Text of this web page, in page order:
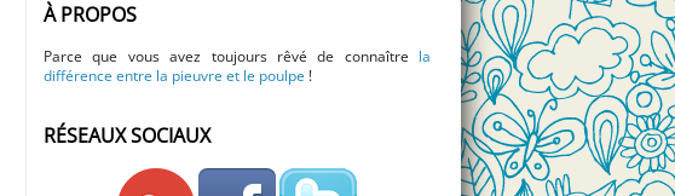
À PROPOS
Parce que vous avez toujours rêvé de connaître la
différence entre la pieuvre et le poulpe !
RÉSEAUX SOCIAUX